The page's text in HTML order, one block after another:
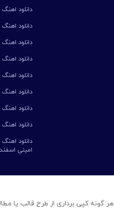
دانلود
دانلود
دانلود
دانلود اهنگ
دانلود
دانلود اهنگ
دانلود اهنگ
دانلود
دانلود
امینی
هر گونه کپی برداری از طرح قالب یا